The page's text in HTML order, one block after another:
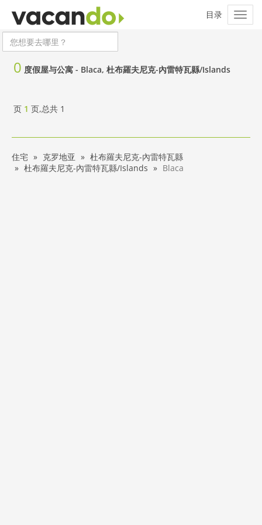
0 度假屋与公寓 - Blaca, 杜布羅夫尼克-內雷特瓦縣/Islands
页 1 页,总共 1
住宅 克罗地亚
杜布羅夫尼克-內雷特瓦縣
杜布羅夫尼克-內雷特瓦縣/Islands
Blaca